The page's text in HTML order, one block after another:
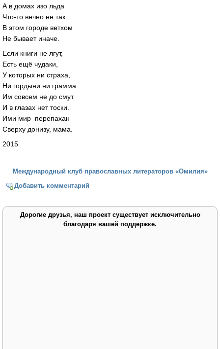
А в домах изо льда
Что-то вечно не так.
В этом городе ветхом
Не бывает иначе.
Если книги не лгут,
Есть ещё чудаки,
У которых ни страха,
Ни гордыни ни грамма.
Им совсем не до смут
И в глазах нет тоски.
Ими мир перепахан
Сверху донизу, мама.
2015
Международный клуб православных литераторов «Омилия»
Добавить комментарий
Дорогие друзья, наш проект существует исключительно
благодаря вашей поддержке.